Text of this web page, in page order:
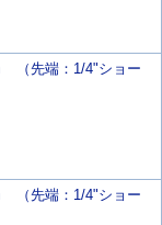
（先端：1/4"ショー
（先端：1/4"ショー